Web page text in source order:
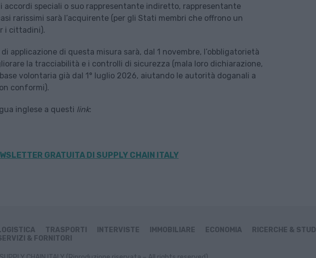
accordi speciali o suo rappresentante indiretto, rappresentante
rarissimi sarà l’acquirente (per gli Stati membri che offrono un
i cittadini).
applicazione di questa misura sarà, dal 1 novembre, l’obbligatorietà
la tracciabilità e i controlli di sicurezza (mala loro dichiarazione,
volontaria già dal 1° luglio 2026, aiutando le autorità doganali a
conformi).
inglese a questi link:
GRATUITA DI SUPPLY CHAIN ITALY
TRASPORTI INTERVISTE IMMOBILIARE ECONOMIA RICERCHE & STUDI
& FORNITORI